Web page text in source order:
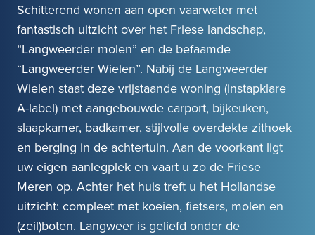
Schitterend wonen aan open vaarwater met
fantastisch uitzicht over het Friese landschap,
“Langweerder molen” en de befaamde
“Langweerder Wielen”. Nabij de Langweerder
Wielen staat deze vrijstaande woning (instapklare
A-label) met aangebouwde carport, bijkeuken,
slaapkamer, badkamer, stijlvolle overdekte zithoek
en berging in de achtertuin. Aan de voorkant ligt
uw eigen aanlegplek en vaart u zo de Friese
Meren op. Achter het huis treft u het Hollandse
uitzicht: compleet met koeien, fietsers, molen en
(zeil)boten. Langweer is geliefd onder de